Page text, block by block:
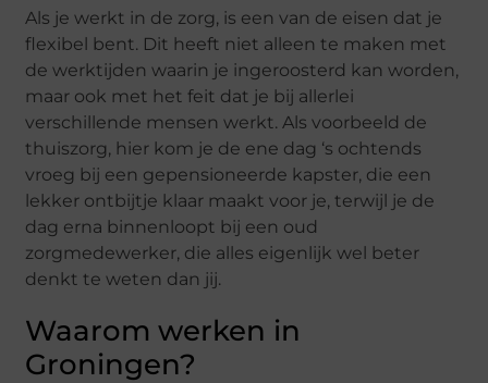
Als je werkt in de zorg, is een van de eisen dat je
flexibel bent. Dit heeft niet alleen te maken met
de werktijden waarin je ingeroosterd kan worden,
maar ook met het feit dat je bij allerlei
verschillende mensen werkt. Als voorbeeld de
thuiszorg, hier kom je de ene dag ‘s ochtends
vroeg bij een gepensioneerde kapster, die een
lekker ontbijtje klaar maakt voor je, terwijl je de
dag erna binnenloopt bij een oud
zorgmedewerker, die alles eigenlijk wel beter
denkt te weten dan jij.
Waarom werken in
Groningen?